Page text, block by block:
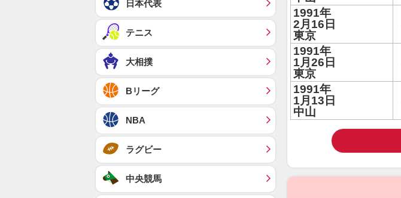
1991年
2月16日
東京
1991年
1月26日
東京
1991年
1月13日
中山
日本代表
テニス
大相撲
Bリーグ
NBA
ラグビー
中央競馬